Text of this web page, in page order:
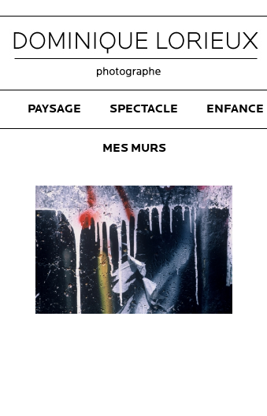
PAYSAGE SPECTACLE ENFANCE
MES MURS